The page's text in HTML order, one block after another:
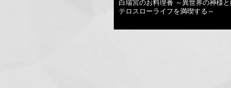
白瑞宮のお料理番 ～異世界の神様と
テロスローライフを満喫する～